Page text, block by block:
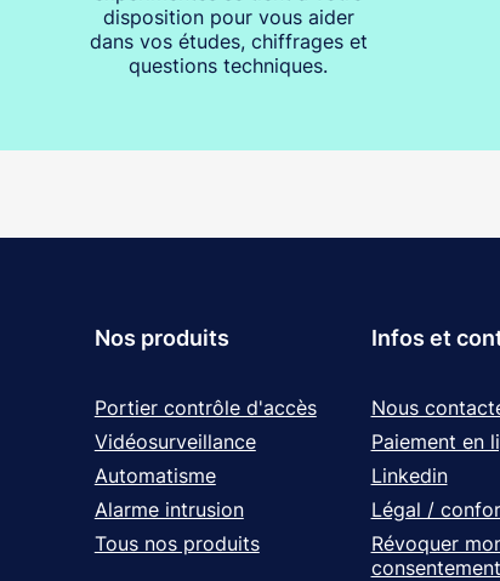
disposition pour vous aider
dans vos études, chiffrages et
questions techniques.
Nos produits
Portier contrôle d'accès
Vidéosurveillance
Automatisme
Alarme intrusion
Tous nos produits
Infos et
Nous
Paiement en
Linkedin
Légal /
Révoquer
consentement